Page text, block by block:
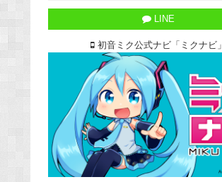
LINE
初音ミク公式ナビ「ミクナビ」